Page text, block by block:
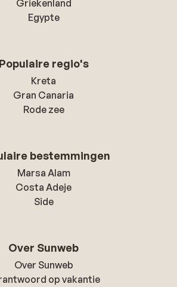
Griekenland
Egypte
Populaire regio's
Kreta
Gran Canaria
Rode zee
bestemmingen
Marsa Alam
Costa Adeje
Side
Over Sunweb
Over Sunweb
op vakantie